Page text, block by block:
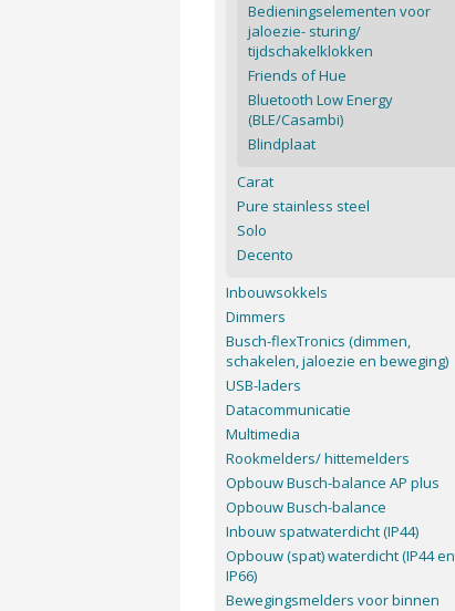
Bedieningselementen voor
jaloezie- sturing/
tijdschakelklokken
Friends of Hue
Bluetooth Low Energy
(BLE/Casambi)
Blindplaat
Carat
Pure stainless steel
Solo
Decento
Inbouwsokkels
Dimmers
Busch-flexTronics (dimmen,
schakelen, jaloezie en beweging)
USB-laders
Datacommunicatie
Multimedia
Rookmelders/ hittemelders
Opbouw Busch-balance AP plus
Opbouw Busch-balance
Inbouw spatwaterdicht (IP44)
Opbouw (spat) waterdicht (IP44 en
IP66)
Bewegingsmelders voor binnen